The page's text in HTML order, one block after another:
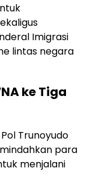
Imigrasi
lintas negara
ke Tiga
Trunoyudo
para
menjalani